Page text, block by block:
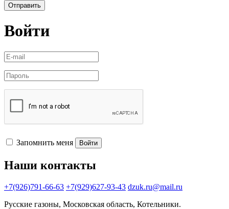
Отправить
Войти
Запомнить меня Войти
Наши контакты
+7(926)791-66-63 +7(929)627-93-43 dzuk.ru@mail.ru
Русские газоны, Московская область, Котельники.